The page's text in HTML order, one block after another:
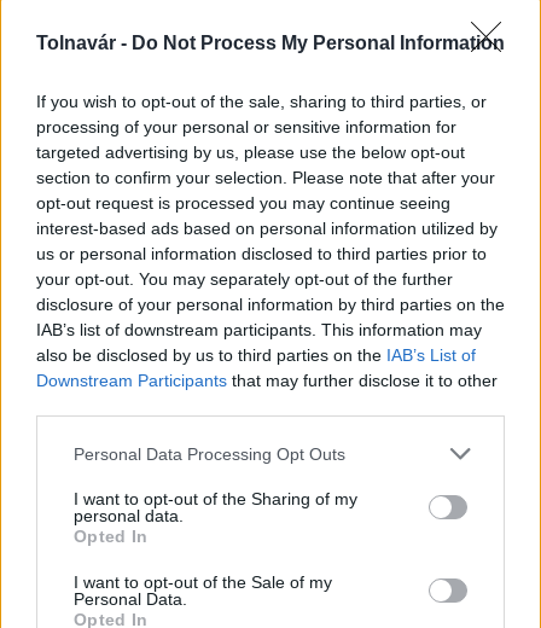
Tolnavár - Do Not Process My Personal Information
If you wish to opt-out of the sale, sharing to third parties, or
processing of your personal or sensitive information for
targeted advertising by us, please use the below opt-out
section to confirm your selection. Please note that after your
opt-out request is processed you may continue seeing
interest-based ads based on personal information utilized by
us or personal information disclosed to third parties prior to
your opt-out. You may separately opt-out of the further
disclosure of your personal information by third parties on the
IAB’s list of downstream participants. This information may
also be disclosed by us to third parties on the IAB’s List of
Downstream Participants that may further disclose it to other
Please note that this website/app uses one or more Google
not limited to your visit or usage behaviour. You may click to
grant or deny consent to Google and its third-party tags to
use your data for below specified purposes in below Google
consent section.
Personal Data Processing Opt Outs
I want to opt-out of the Sharing of my
personal data.
Opted In
I want to opt-out of the Sale of my
Personal Data.
Opted In
Idén is PajTáska, egy táskányi segítség a paksi
iskolakezdéshez
Aktuális
Energiaválság: az éjszakai fordulat bizakodásra ad okot